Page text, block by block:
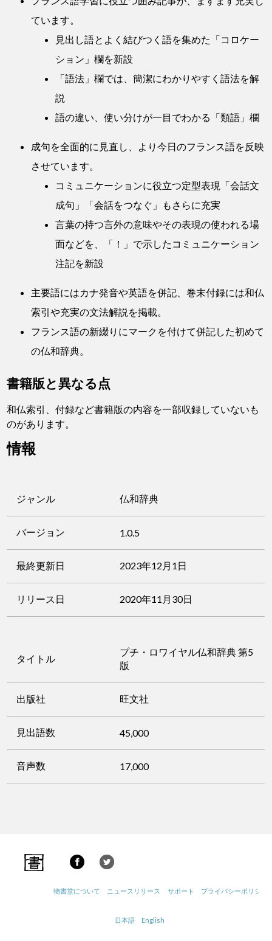
ています。
見出し語とよく結びつく語を集めた「コロケー
ション」欄を新設
「語法」欄では、簡潔にわかりやすく語法を解
説
語の違い、使い分けが一目でわかる「類語」欄
成句を全面的に見直し、より今日のフランス語を反映
させています。
コミュニケーションに役立つ定型表現「会話文
成句」「会話をつなぐ」もさらに充実
言葉の持つ言外の意味やその表現の使われる場
面などを、「！」で示したコミュニケーション
注記を新設
主要語にはカナ発音や英語を併記、巻末付録には和仏
索引や充実の文法解説を掲載。
フランス語の新綴りにマークを付けて併記した初めて
の仏和辞典。
書籍版と異なる点
和仏索引、付録など書籍版の内容を一部収録していないも
のがあります。
情報
ジャンル 仏和辞典
バージョン 1.0.5
最終更新日 2023年12月1日
リリース日 2020年11月30日
タイトル
プチ・ロワイヤル仏和辞典 第5
版
出版社 旺文社
見出語数 45,000
音声数 17,000
物書堂について ニュースリリース サポート プライバシーポリシー
日本語 English